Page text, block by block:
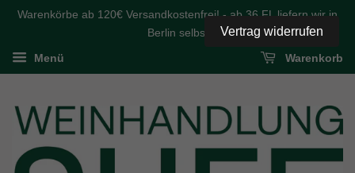
Warenkörbe ab 120€ Versandkostenfrei! - ab 36 FL liefern wir in
Berlin selbst
Menü Warenkorb
Vertrag widerrufen